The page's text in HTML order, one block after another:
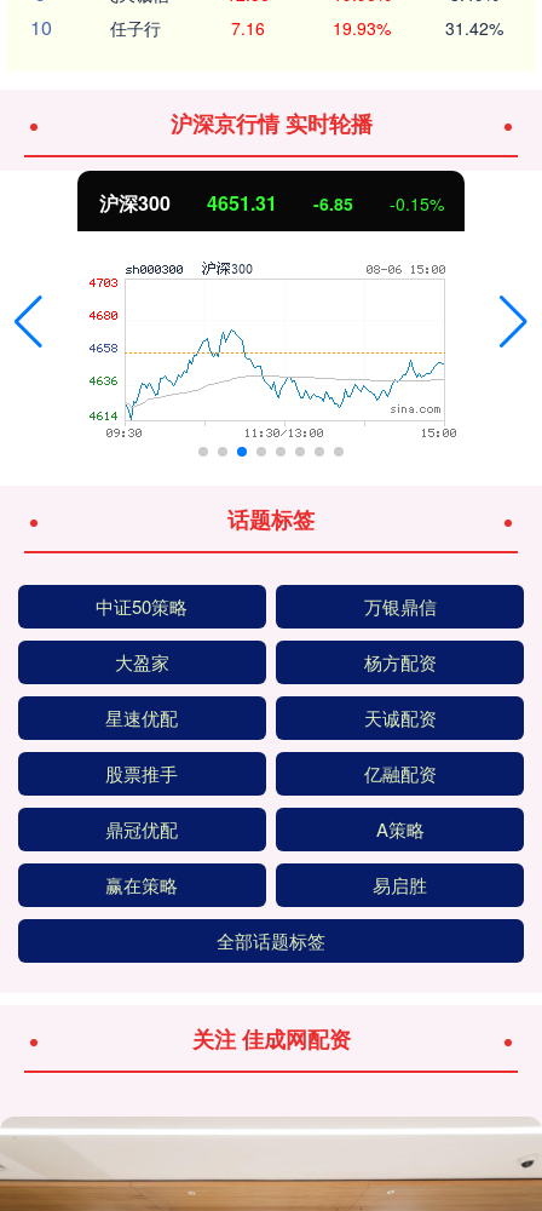
10 任子行 7.16 19.93% 31.42%
沪深京行情 实时轮播
沪深300 4651.31 -6.85 -0.15%
话题标签
中证50策略 万银鼎信
大盈家 杨方配资
星速优配 天诚配资
股票推手 亿融配资
鼎冠优配 A策略
赢在策略 易启胜
全部话题标签
关注 佳成网配资